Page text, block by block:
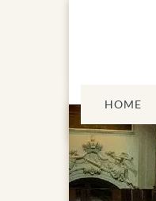
HOME